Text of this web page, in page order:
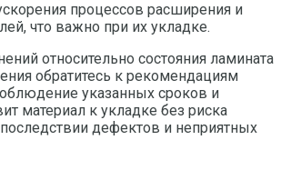
процессов расширения и
что важно при их укладке.
относительно состояния ламината
обратитесь к рекомендациям
указанных сроков и
материал к укладке без риска
дефектов и неприятных